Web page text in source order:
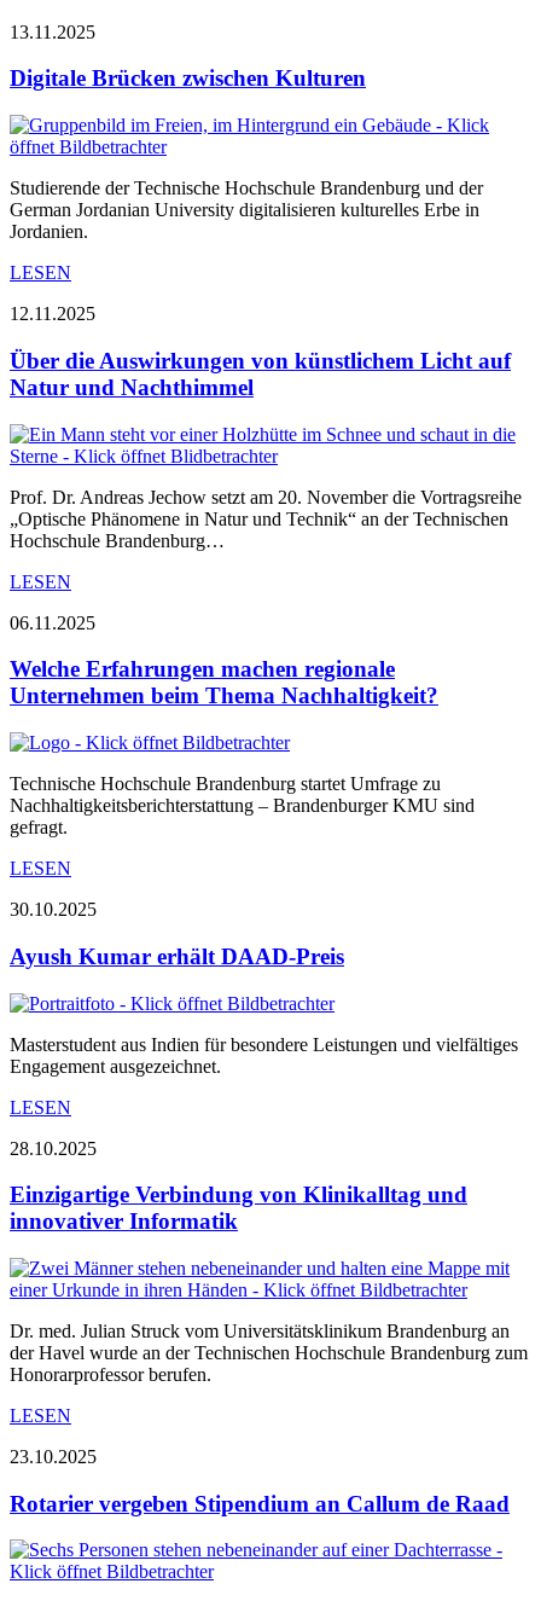
13.11.2025
Digitale Brücken zwischen Kulturen
Studierende der Technische Hochschule Brandenburg und der
German Jordanian University digitalisieren kulturelles Erbe in
Jordanien.
LESEN
12.11.2025
Über die Auswirkungen von künstlichem Licht auf
Natur und Nachthimmel
Prof. Dr. Andreas Jechow setzt am 20. November die Vortragsreihe
„Optische Phänomene in Natur und Technik“ an der Technischen
Hochschule Brandenburg…
LESEN
06.11.2025
Welche Erfahrungen machen regionale
Unternehmen beim Thema Nachhaltigkeit?
Technische Hochschule Brandenburg startet Umfrage zu
Nachhaltigkeitsberichterstattung – Brandenburger KMU sind
gefragt.
LESEN
30.10.2025
Ayush Kumar erhält DAAD-Preis
Masterstudent aus Indien für besondere Leistungen und vielfältiges
Engagement ausgezeichnet.
LESEN
28.10.2025
Einzigartige Verbindung von Klinikalltag und
innovativer Informatik
Dr. med. Julian Struck vom Universitätsklinikum Brandenburg an
der Havel wurde an der Technischen Hochschule Brandenburg zum
Honorarprofessor berufen.
LESEN
23.10.2025
Rotarier vergeben Stipendium an Callum de Raad